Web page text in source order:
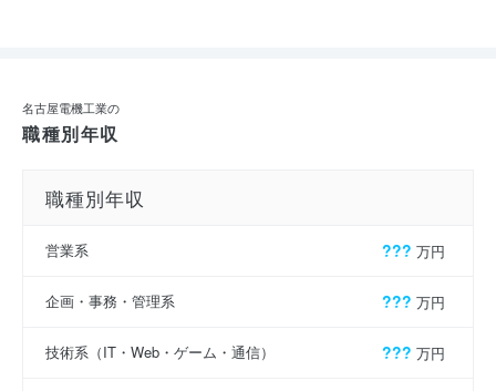
名古屋電機工業の
職種別年収
職種別年収
営業系 ??? 万円
企画・事務・管理系 ??? 万円
技術系（IT・Web・ゲーム・通信） ??? 万円